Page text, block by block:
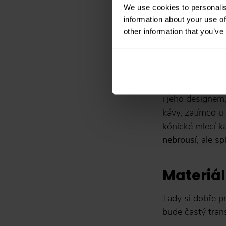
We use cookies to
information about your use
other information that
nezůstane,
i jeho
kávy, zatímco
kónické mlecí
nebrousí, ale
Tady si dobře
bude častý